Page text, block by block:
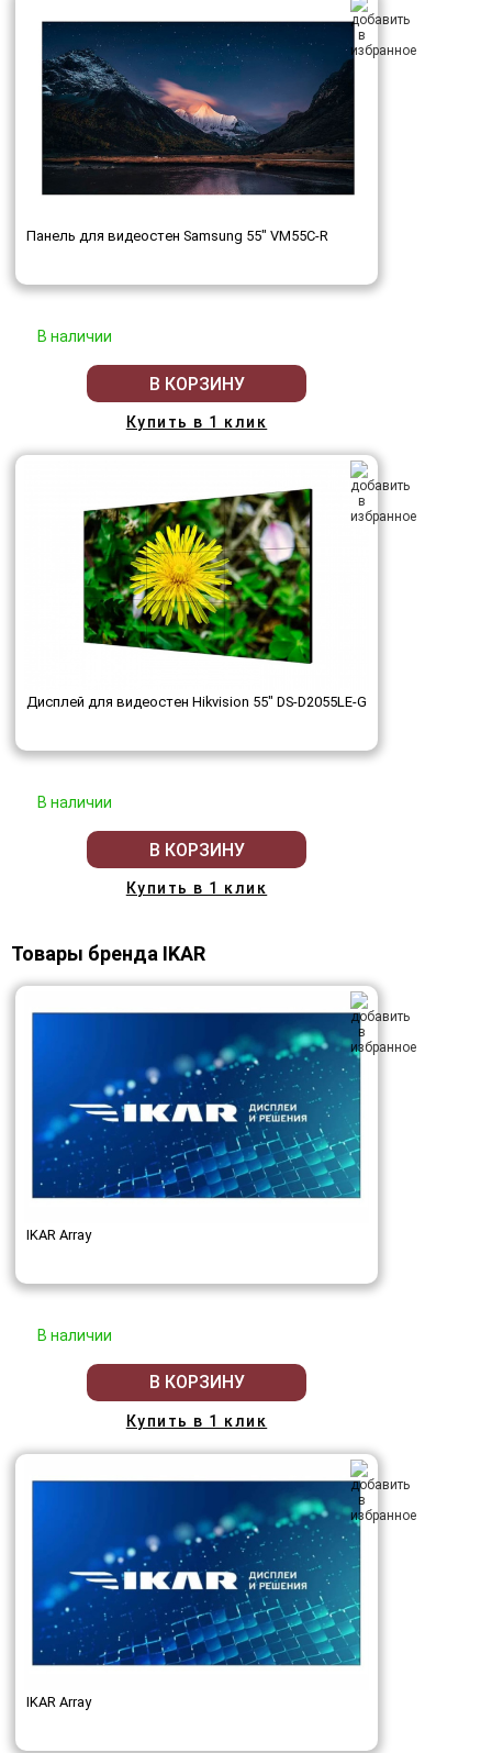
Панель для видеостен Samsung 55" VM55C-R
В наличии
В КОРЗИНУ
Купить в 1 клик
Дисплей для видеостен Hikvision 55" DS-D2055LE-G
В наличии
В КОРЗИНУ
Купить в 1 клик
Товары бренда IKAR
IKAR Array
В наличии
В КОРЗИНУ
Купить в 1 клик
IKAR Array